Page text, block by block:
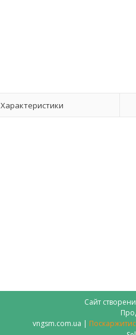
Характеристики
Сайт
vngsm.com.ua |